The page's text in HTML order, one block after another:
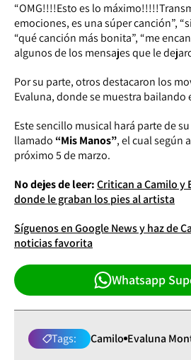
“OMG!!!!Esto es lo
emociones, es una súper canción”,
“qué canción más bonita”, “me
algunos de los mensajes que le
Por su parte, otros destacaron los
Evaluna, donde se muestra bailando
Este sencillo musical hará parte de
llamado“Mis Manos”, el cual según
próximo 5 de marzo.
No dejes de leer:Critican a Camilo y
donde le graban los pies al artista
Síguenos en Google News y haz de
noticias favorita
Whatsapp
Tags: Camilo Evaluna